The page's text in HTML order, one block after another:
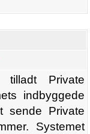
tilladt Private
indbyggede
sende Private
Systemet